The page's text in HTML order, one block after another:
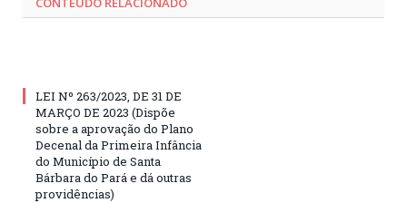
LEI Nº 263/2023, DE 31 DE
MARÇO DE 2023 (Dispõe
sobre a aprovação do Plano
Decenal da Primeira Infância
do Município de Santa
Bárbara do Pará e dá outras
providências)